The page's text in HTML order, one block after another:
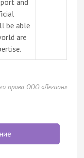
be able
are
права ООО «Легион»